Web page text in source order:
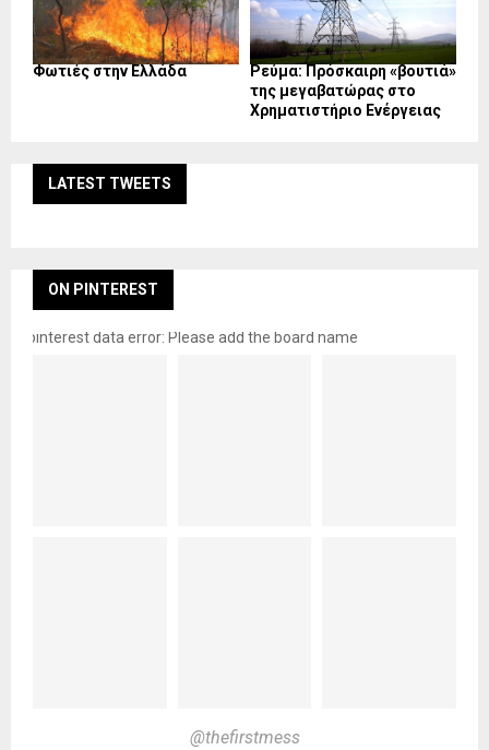
Φωτιές στην Ελλάδα
Ρεύμα: Πρόσκαιρη «βουτιά»
της μεγαβατώρας στο
Χρηματιστήριο Ενέργειας
LATEST TWEETS
ON PINTEREST
pinterest data error: Please add the board name
@thefirstmess